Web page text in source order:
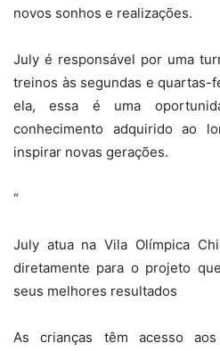
novos sonhos e realizações.
July é responsável por uma
treinos às segundas e quartas-
ela, essa é uma
conhecimento adquirido ao
inspirar novas gerações.
“
July atua na Vila Olímpica
diretamente para o projeto
seus melhores resultados
As crianças têm acesso